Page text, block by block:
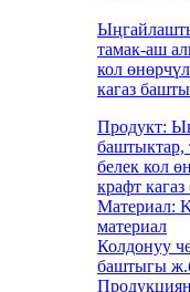
тамак-аш
кол
кагаз
Продукт:
баштыктар,
белек кол
крафт
Материал:
материал
Колдонуу
баштыгы